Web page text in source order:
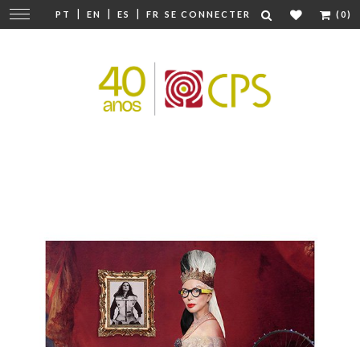
PT | EN | ES | FR SE CONNECTER (0)
Modifier
la